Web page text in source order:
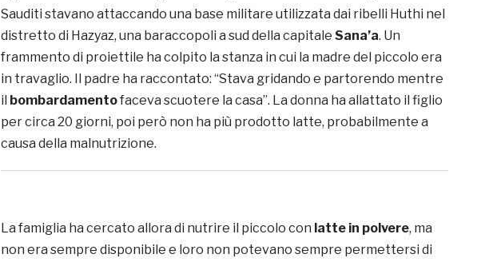
Sauditi stavano attaccando una base militare utilizzata dai ribelli Huthi nel
distretto di Hazyaz, una baraccopoli a sud della capitale Sana’a. Un
frammento di proiettile ha colpito la stanza in cui la madre del piccolo era
in travaglio. Il padre ha raccontato: “Stava gridando e partorendo mentre
il bombardamentofaceva scuotere la casa”. La donna ha allattato il figlio
per circa 20 giorni, poi però non ha più prodotto latte, probabilmente a
causa della malnutrizione.
La famiglia ha cercato allora di nutrire il piccolo con latte in polvere, ma
non era sempre disponibile e loro non potevano sempre permettersi di